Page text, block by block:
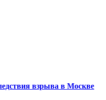
взрыва в Москве